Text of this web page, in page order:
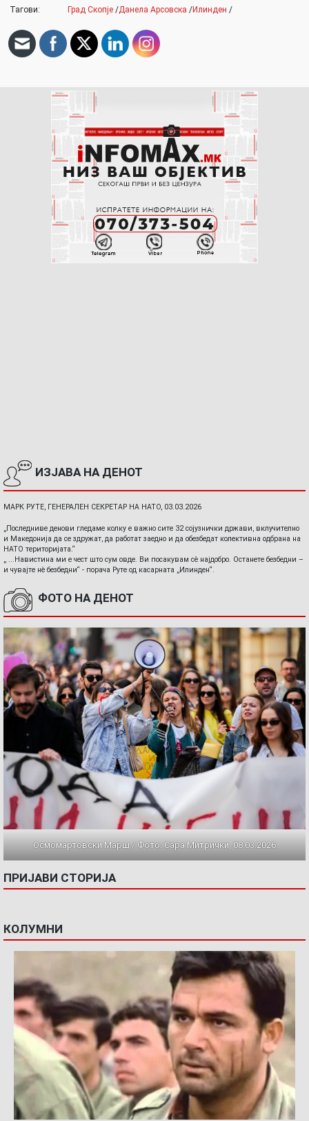
Тагови: Град Скопје /Данела Арсовска /Илинден /
ИЗЈАВА НА ДЕНОТ
МАРК РУТЕ, ГЕНЕРАЛЕН СЕКРЕТАР НА НАТО, 03.03.2026
„Последниве денови гледаме колку е важно сите 32 сојузнички држави, вклучително
и Македонија да се здружат, да работат заедно и да обезбедат колективна одбрана на
НАТО територијата.“
„ ...Навистина ми е чест што сум овде. Ви посакувам сè најдобро. Останете безбедни –
и чувајте нè безбедни“ - порача Руте од касарната „Илинден“.
ФОТО НА ДЕНОТ
Осмомартовски Марш / Фото: Сара Митрички, 08.03.2026
ПРИЈАВИ СТОРИЈА
КОЛУМНИ